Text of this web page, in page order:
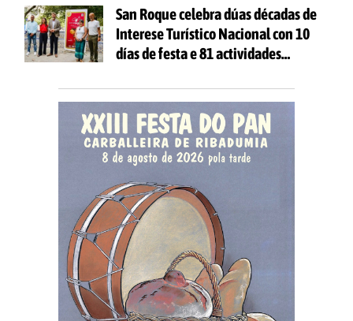
San Roque celebra dúas décadas de
Interese Turístico Nacional con 10
días de festa e 81 actividades